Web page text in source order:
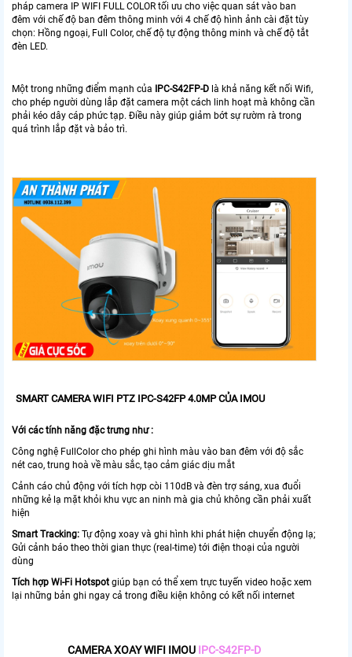
pháp camera IP WIFI FULL COLOR tối ưu cho việc quan sát vào ban
đêm với chế độ ban đêm thông minh với 4 chế độ hình ảnh cài đặt tùy
chọn: Hồng ngoại, Full Color, chế độ tự động thông minh và chế độ tắt
đèn LED.
Một trong những điểm mạnh của IPC-S42FP-D là khả năng kết nối Wifi,
cho phép người dùng lắp đặt camera một cách linh hoạt mà không cần
phải kéo dây cáp phức tạp. Điều này giúp giảm bớt sự rườm rà trong
quá trình lắp đặt và bảo trì.
SMART CAMERA WIFI PTZ IPC-S42FP 4.0MP CỦA IMOU
Với các tính năng đặc trưng như :
Công nghệ FullColor cho phép ghi hình màu vào ban đêm với độ sắc
nét cao, trung hoà về màu sắc, tạo cảm giác dịu mắt
Cảnh cáo chủ động với tích hợp còi 110dB và đèn trợ sáng, xua đuổi
những kẻ lạ mặt khỏi khu vực an ninh mà gia chủ không cần phải xuất
hiện
Smart Tracking: Tự động xoay và ghi hình khi phát hiện chuyển động lạ;
Gửi cảnh báo theo thời gian thực (real-time) tới điện thoại của người
dùng
Tích hợp Wi-Fi Hotspot giúp bạn có thể xem trực tuyến video hoặc xem
lại những bản ghi ngay cả trong điều kiện không có kết nối internet
CAMERA XOAY WIFI IMOU IPC-S42FP-D